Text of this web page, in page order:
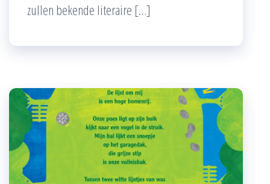
zullen bekende literaire […]